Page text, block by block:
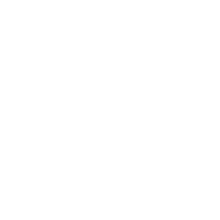
novedades del mercado de La Liga